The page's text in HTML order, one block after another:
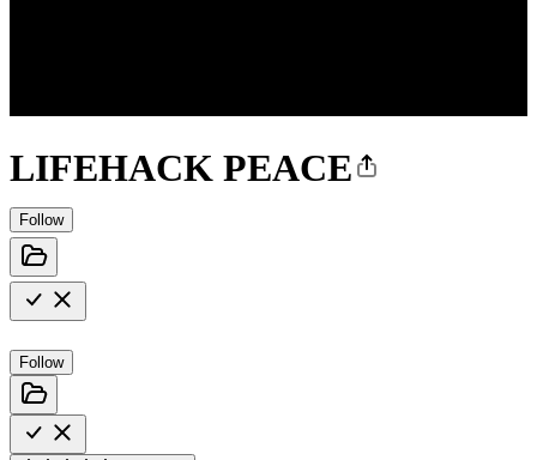
LIFEHACK PEACE
Follow
Follow